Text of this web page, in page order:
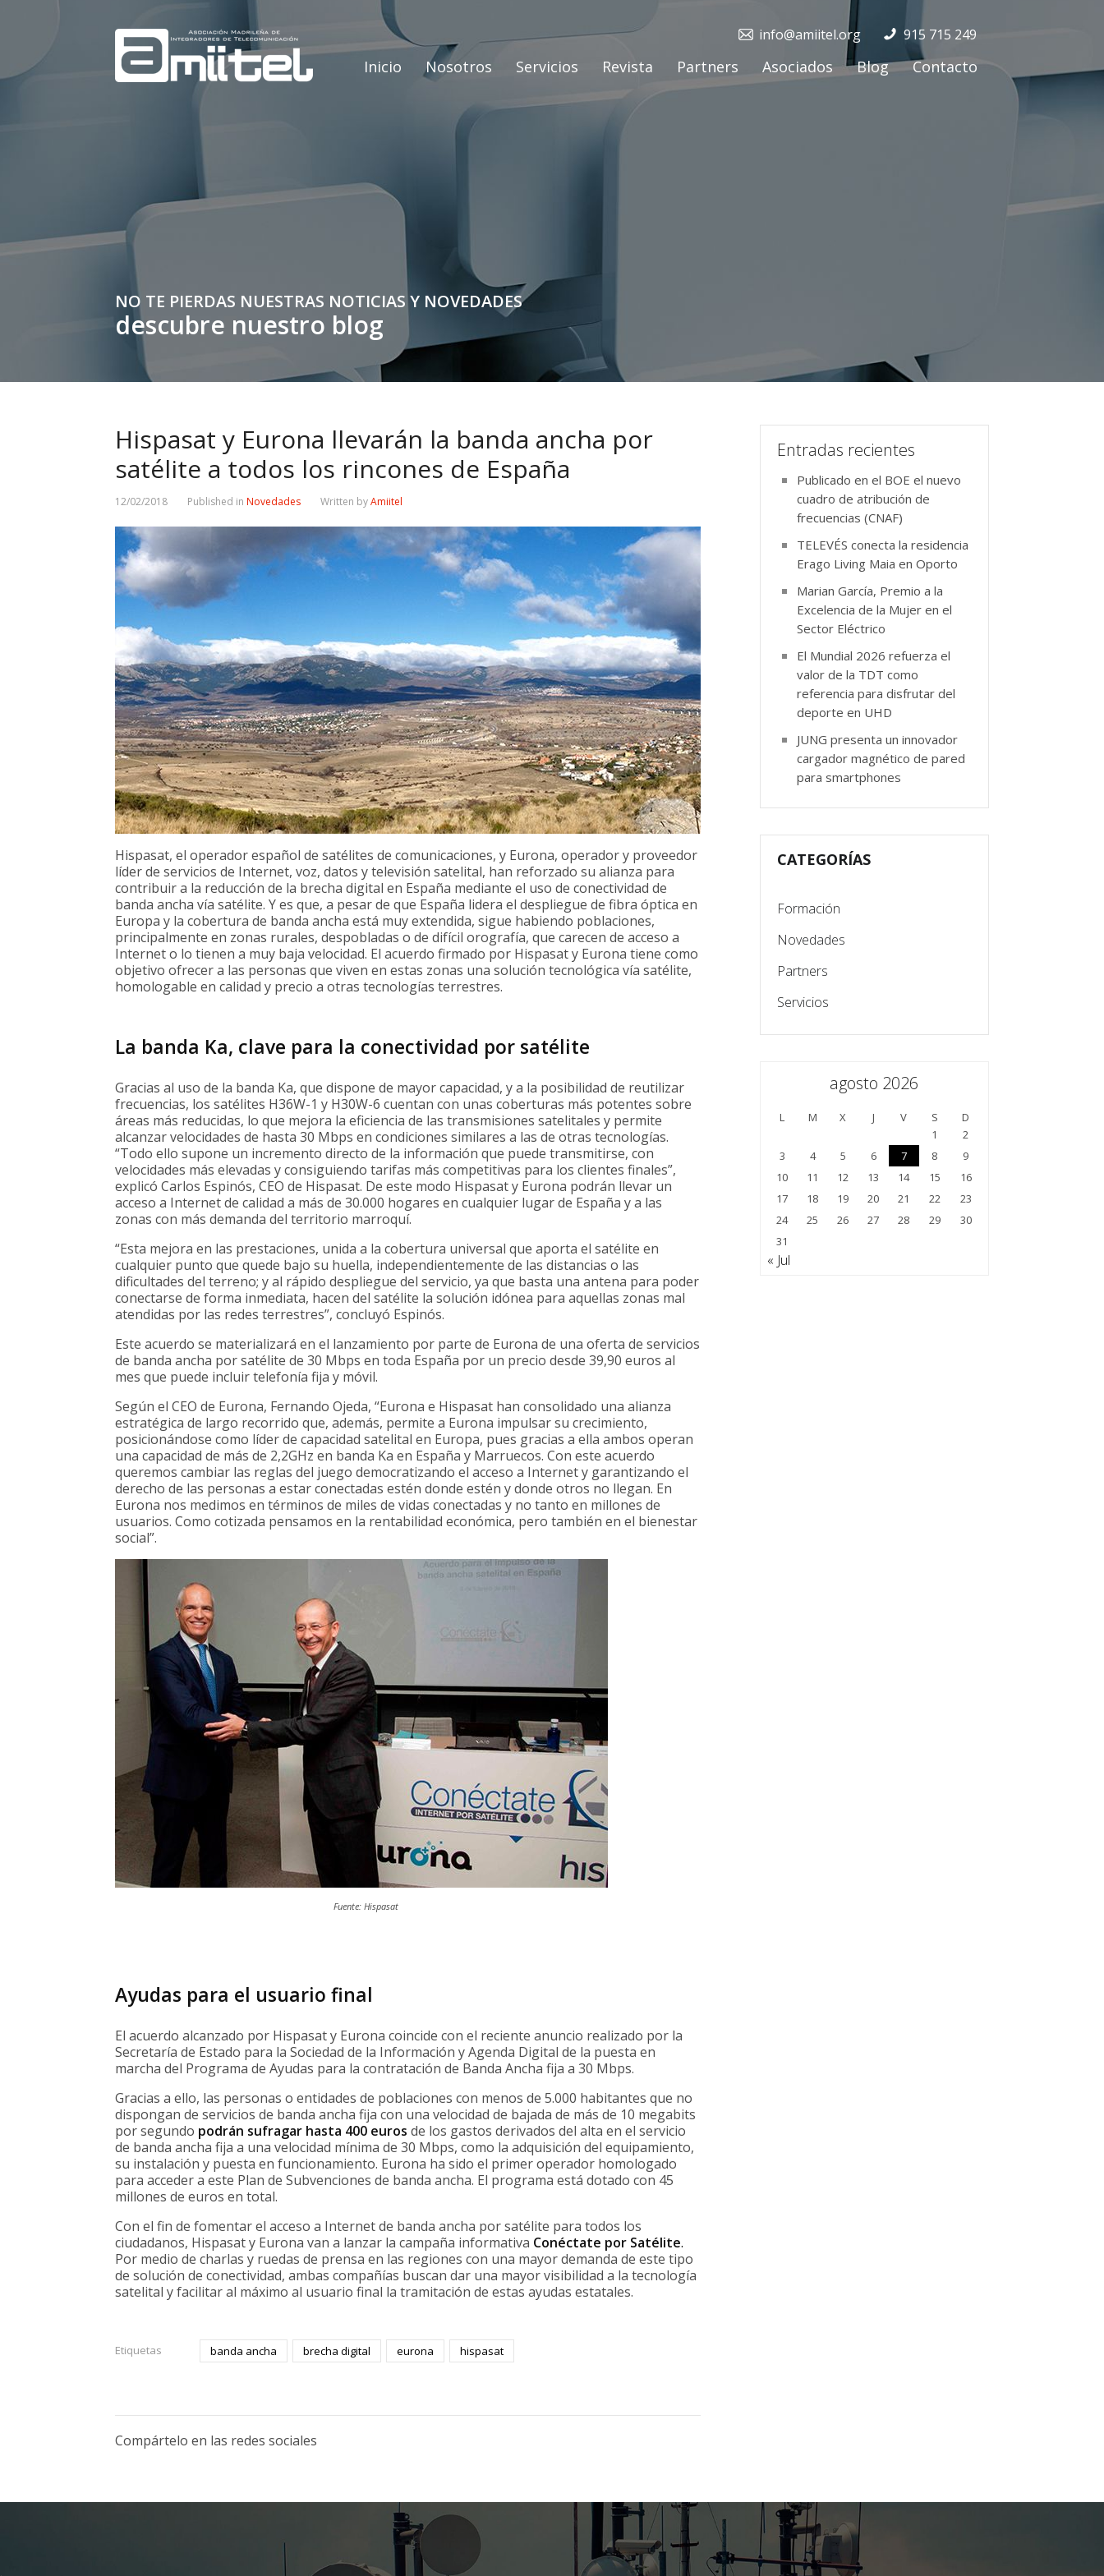
915 715 249
info@amiitel.org
Inicio Nosotros Servicios Revista Partners Asociados Blog Contacto
NO TE PIERDAS NUESTRAS NOTICIAS Y NOVEDADES
descubre nuestro blog
Hispasat y Eurona llevarán la banda ancha por
satélite a todos los rincones de España
12/02/2018 Published in Novedades Written byAmiitel
Hispasat, el operador español de satélites de comunicaciones, y Eurona, operador y proveedor
líder de servicios de Internet, voz, datos y televisión satelital, han reforzado su alianza para
contribuir a la reducción de la brecha digital en España mediante el uso de conectividad de
banda ancha vía satélite. Y es que, a pesar de que España lidera el despliegue de fibra óptica en
Europa y la cobertura de banda ancha está muy extendida, sigue habiendo poblaciones,
principalmente en zonas rurales, despobladas o de difícil orografía, que carecen de acceso a
Internet o lo tienen a muy baja velocidad. El acuerdo firmado por Hispasat y Eurona tiene como
objetivo ofrecer a las personas que viven en estas zonas una solución tecnológica vía satélite,
homologable en calidad y precio a otras tecnologías terrestres.
La banda Ka, clave para la conectividad por satélite
Gracias al uso de la banda Ka, que dispone de mayor capacidad, y a la posibilidad de reutilizar
frecuencias, los satélites H36W-1 y H30W-6 cuentan con unas coberturas más potentes sobre
áreas más reducidas, lo que mejora la eficiencia de las transmisiones satelitales y permite
alcanzar velocidades de hasta 30 Mbps en condiciones similares a las de otras tecnologías.
“Todo ello supone un incremento directo de la información que puede transmitirse, con
velocidades más elevadas y consiguiendo tarifas más competitivas para los clientes finales”,
explicó Carlos Espinós, CEO de Hispasat. De este modo Hispasat y Eurona podrán llevar un
acceso a Internet de calidad a más de 30.000 hogares en cualquier lugar de España y a las
zonas con más demanda del territorio marroquí.
“Esta mejora en las prestaciones, unida a la cobertura universal que aporta el satélite en
cualquier punto que quede bajo su huella, independientemente de las distancias o las
dificultades del terreno; y al rápido despliegue del servicio, ya que basta una antena para poder
conectarse de forma inmediata, hacen del satélite la solución idónea para aquellas zonas mal
atendidas por las redes terrestres”, concluyó Espinós.
Este acuerdo se materializará en el lanzamiento por parte de Eurona de una oferta de servicios
de banda ancha por satélite de 30 Mbps en toda España por un precio desde 39,90 euros al
mes que puede incluir telefonía fija y móvil.
Según el CEO de Eurona, Fernando Ojeda, “Eurona e Hispasat han consolidado una alianza
estratégica de largo recorrido que, además, permite a Eurona impulsar su crecimiento,
posicionándose como líder de capacidad satelital en Europa, pues gracias a ella ambos operan
una capacidad de más de 2,2GHz en banda Ka en España y Marruecos. Con este acuerdo
queremos cambiar las reglas del juego democratizando el acceso a Internet y garantizando el
derecho de las personas a estar conectadas estén donde estén y donde otros no llegan. En
Eurona nos medimos en términos de miles de vidas conectadas y no tanto en millones de
usuarios. Como cotizada pensamos en la rentabilidad económica, pero también en el bienestar
social”.
Fuente: Hispasat
Ayudas para el usuario final
El acuerdo alcanzado por Hispasat y Eurona coincide con el reciente anuncio realizado por la
Secretaría de Estado para la Sociedad de la Información y Agenda Digital de la puesta en
marcha del Programa de Ayudas para la contratación de Banda Ancha fija a 30 Mbps.
Gracias a ello, las personas o entidades de poblaciones con menos de 5.000 habitantes que no
dispongan de servicios de banda ancha fija con una velocidad de bajada de más de 10 megabits
por segundo podrán sufragar hasta 400 euros de los gastos derivados del alta en el servicio
de banda ancha fija a una velocidad mínima de 30 Mbps, como la adquisición del equipamiento,
su instalación y puesta en funcionamiento. Eurona ha sido el primer operador homologado
para acceder a este Plan de Subvenciones de banda ancha. El programa está dotado con 45
millones de euros en total.
Con el fin de fomentar el acceso a Internet de banda ancha por satélite para todos los
ciudadanos, Hispasat y Eurona van a lanzar la campaña informativa Conéctate por Satélite.
Por medio de charlas y ruedas de prensa en las regiones con una mayor demanda de este tipo
de solución de conectividad, ambas compañías buscan dar una mayor visibilidad a la tecnología
satelital y facilitar al máximo al usuario final la tramitación de estas ayudas estatales.
Etiquetas banda ancha brecha digital eurona hispasat
Compártelo en las redes sociales
Entradas recientes
Publicado en el BOE el nuevo
cuadro de atribución de
frecuencias (CNAF)
TELEVÉS conecta la residencia
Erago Living Maia en Oporto
Marian García, Premio a la
Excelencia de la Mujer en el
Sector Eléctrico
El Mundial 2026 refuerza el
valor de la TDT como
referencia para disfrutar del
deporte en UHD
JUNG presenta un innovador
cargador magnético de pared
para smartphones
CATEGORÍAS
Formación
Novedades
Partners
Servicios
agosto 2026
L M X J V S
D
1
2
3
4 5 6 7 8
9
10
11 12 13 14 15
16
17
18 19 20 21 22
23
24
25 26 27 28 29
30
31
« Jul